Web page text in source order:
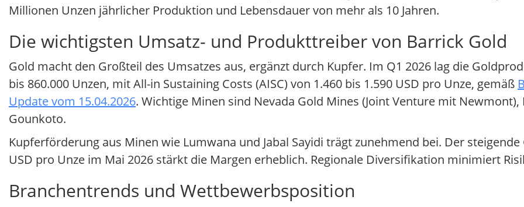
Millionen Unzen jährlicher Produktion und Lebensdauer von mehr als 10 Jahren.
Die wichtigsten Umsatz- und Produkttreiber von Barrick Gold
Gold macht den Großteil des Umsatzes aus, ergänzt durch Kupfer. Im Q1 2026 lag die
bis 860.000 Unzen, mit All-in Sustaining Costs (AISC) von 1.460 bis 1.590 USD pro Unze, gemäß
Update vom 15.04.2026. Wichtige Minen sind Nevada Gold Mines (Joint Venture mit
Gounkoto.
Kupferförderung aus Minen wie Lumwana und Jabal Sayidi trägt zunehmend bei. Der
USD pro Unze im Mai 2026 stärkt die Margen erheblich. Regionale Diversifikation minimiert
Branchentrends und Wettbewerbsposition